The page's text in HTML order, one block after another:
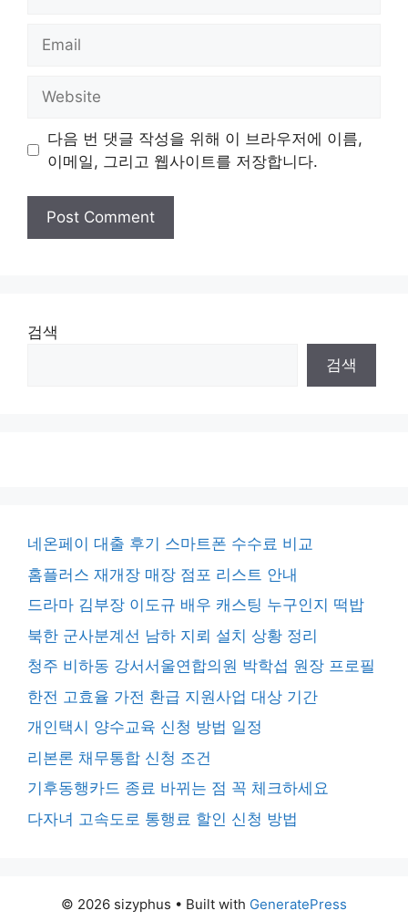
다음 번 댓글 작성을 위해 이 브라우저에 이름,
이메일, 그리고 웹사이트를 저장합니다.
검색
검색
네온페이 대출 후기 스마트폰 수수료 비교
홈플러스 재개장 매장 점포 리스트 안내
드라마 김부장 이도규 배우 캐스팅 누구인지 떡밥
북한 군사분계선 남하 지뢰 설치 상황 정리
청주 비하동 강서서울연합의원 박학섭 원장 프로필
한전 고효율 가전 환급 지원사업 대상 기간
개인택시 양수교육 신청 방법 일정
리본론 채무통합 신청 조건
기후동행카드 종료 바뀌는 점 꼭 체크하세요
다자녀 고속도로 통행료 할인 신청 방법
© 2026 sizyphus • Built with GeneratePress